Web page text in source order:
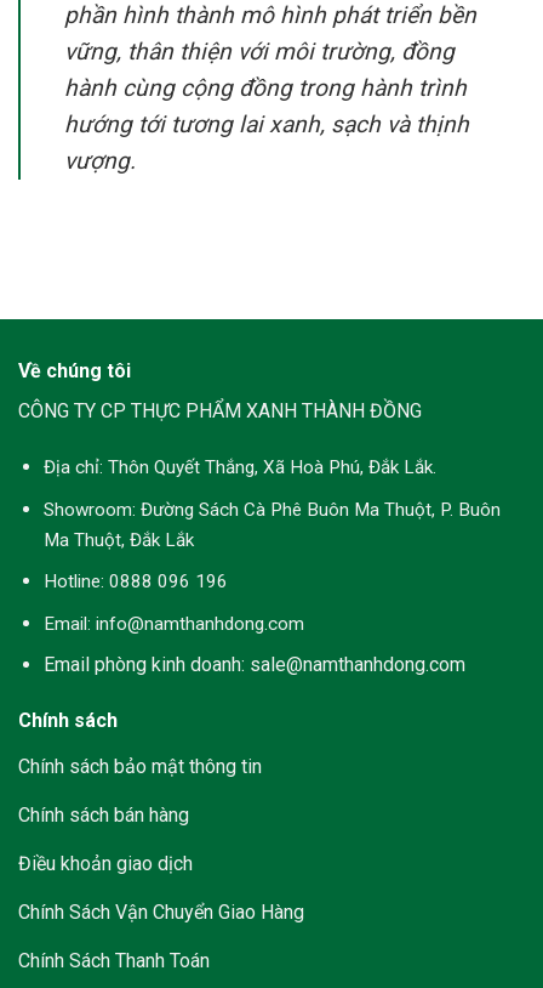
phần hình thành mô hình phát triển bền
vững, thân thiện với môi trường, đồng
hành cùng cộng đồng trong hành trình
hướng tới tương lai xanh, sạch và thịnh
vượng.
Về chúng tôi
CÔNG TY CP THỰC PHẨM XANH THÀNH ĐỒNG
Địa chỉ: Thôn Quyết Thắng, Xã Hoà Phú, Đắk Lắk.
Showroom: Đường Sách Cà Phê Buôn Ma Thuột, P. Buôn
Ma Thuột, Đắk Lắk
Hotline: 0888 096 196
Email: info@namthanhdong.com
Email phòng kinh doanh: sale@namthanhdong.com
Chính sách
Chính sách bảo mật thông tin
Chính sách bán hàng
Điều khoản giao dịch
Chính Sách Vận Chuyển Giao Hàng
Chính Sách Thanh Toán